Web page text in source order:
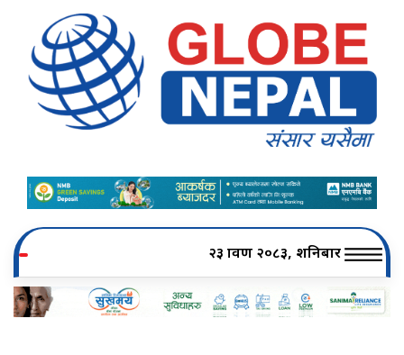
२३ श्रावण २०८३, शनिबार